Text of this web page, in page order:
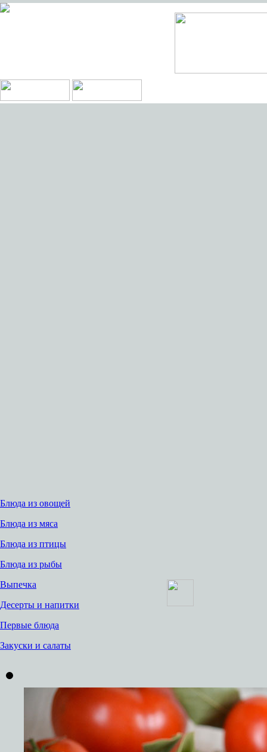
Блюда из овощей
Блюда из мяса
Блюда из птицы
Блюда из рыбы
Выпечка
Десерты и напитки
Первые блюда
Закуски и салаты